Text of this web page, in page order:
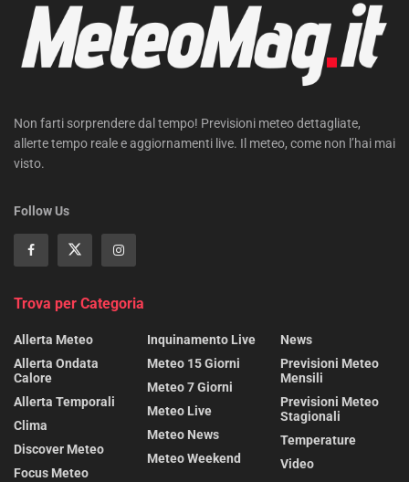
Non farti sorprendere dal tempo! Previsioni meteo dettagliate,
allerte tempo reale e aggiornamenti live. Il meteo, come non l’hai mai
visto.
Follow Us
Trova per Categoria
Allerta Meteo
Allerta Ondata
Calore
Allerta Temporali
Clima
Discover Meteo
Focus Meteo
Inquinamento Live
Meteo 15 Giorni
Meteo 7 Giorni
Meteo Live
Meteo News
Meteo Weekend
News
Previsioni Meteo
Mensili
Previsioni Meteo
Stagionali
Temperature
Video